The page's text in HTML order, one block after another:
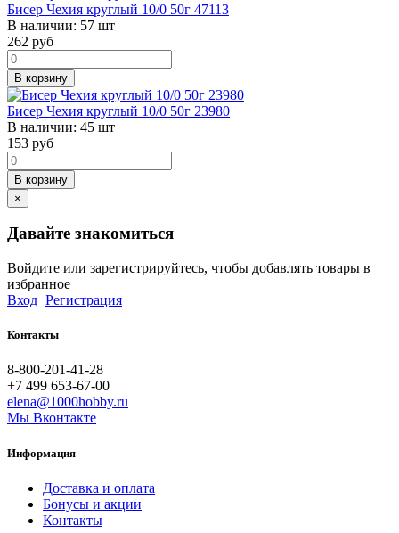
Бисер Чехия круглый 10/0 50г 47113
В наличии: 57 шт
262 руб
В корзину
Бисер Чехия круглый 10/0 50г 23980
В наличии: 45 шт
153 руб
В корзину
×
Давайте знакомиться
Войдите или зарегистрируйтесь, чтобы добавлять товары в
избранное
Вход Регистрация
Контакты
8-800-201-41-28
+7 499 653-67-00
elena@1000hobby.ru
Мы Вконтакте
Информация
Доставка и оплата
Бонусы и акции
Контакты